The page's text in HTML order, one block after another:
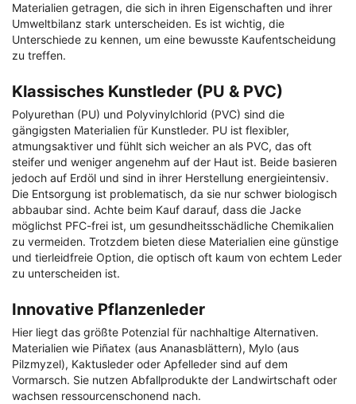
Materialien getragen, die sich in ihren Eigenschaften und ihrer
Umweltbilanz stark unterscheiden. Es ist wichtig, die
Unterschiede zu kennen, um eine bewusste Kaufentscheidung
zu treffen.
Klassisches Kunstleder (PU & PVC)
Polyurethan (PU) und Polyvinylchlorid (PVC) sind die
gängigsten Materialien für Kunstleder. PU ist flexibler,
atmungsaktiver und fühlt sich weicher an als PVC, das oft
steifer und weniger angenehm auf der Haut ist. Beide basieren
jedoch auf Erdöl und sind in ihrer Herstellung energieintensiv.
Die Entsorgung ist problematisch, da sie nur schwer biologisch
abbaubar sind. Achte beim Kauf darauf, dass die Jacke
möglichst PFC-frei ist, um gesundheitsschädliche Chemikalien
zu vermeiden. Trotzdem bieten diese Materialien eine günstige
und tierleidfreie Option, die optisch oft kaum von echtem Leder
zu unterscheiden ist.
Innovative Pflanzenleder
Hier liegt das größte Potenzial für nachhaltige Alternativen.
Materialien wie Piñatex (aus Ananasblättern), Mylo (aus
Pilzmyzel), Kaktusleder oder Apfelleder sind auf dem
Vormarsch. Sie nutzen Abfallprodukte der Landwirtschaft oder
wachsen ressourcenschonend nach.